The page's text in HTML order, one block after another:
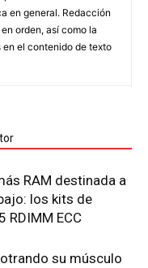
en general. Redacción
orden, así como la
el contenido de texto
RAM destinada a
los kits de
RDIMM ECC
su músculo